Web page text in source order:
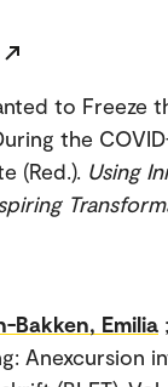
to Freeze
the
(Red.). Using
Bakken, Emilia
Anexcursion